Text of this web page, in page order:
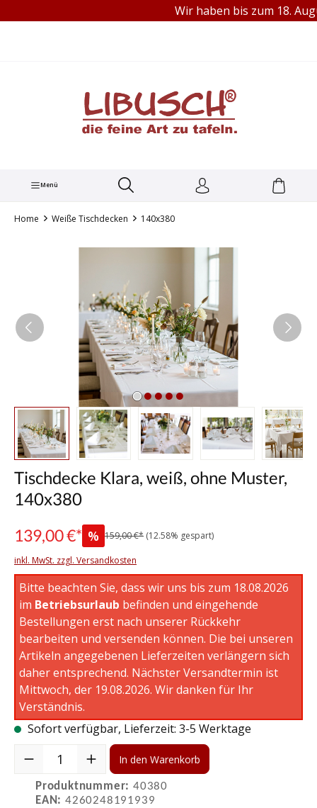
TEL.: +49 (0) 251 60656913Wir haben bis zum 18.
Menü
Home Weiße Tischdecken 140x380
Tischdecke Klara, weiß, ohne Muster,
140x380
139,00 €* % 159,00 €* (12.58% gespart)
inkl. MwSt. zzgl. Versandkosten
Bitte beachten Sie, dass wir uns bis zum 18.08.2026
im Betriebsurlaub befinden und eingehende
Bestellungen erst nach unserer Rückkehr
bearbeiten und versenden können. Die bei unseren
Artikeln angegebenen Lieferzeiten verlängern sich
daher entsprechend. Nächster Versandtermin ist
Mittwoch, der 19.08.2026. Wir danken für Ihr
Verständnis.
Sofort verfügbar, Lieferzeit: 3-5 Werktage
Produkt Anzahl: Gib den gewünschten Wert ein oder benutze
In den Warenkorb
Produktnummer: 40380
EAN: 4260248191939